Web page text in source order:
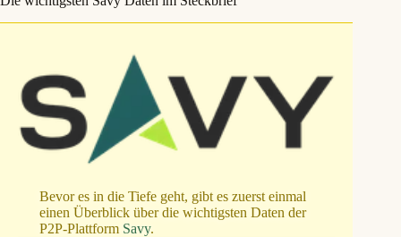
Bevor es in die Tiefe geht, gibt es zuerst einmal
einen Überblick über die wichtigsten Daten der
P2P-Plattform Savy.